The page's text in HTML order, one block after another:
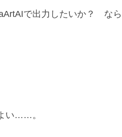
で出力したいか？ なら
い……。